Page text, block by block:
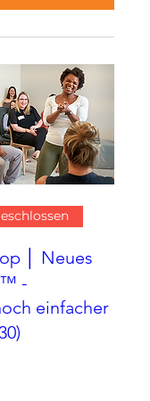
│ Neues
™ -
einfacher